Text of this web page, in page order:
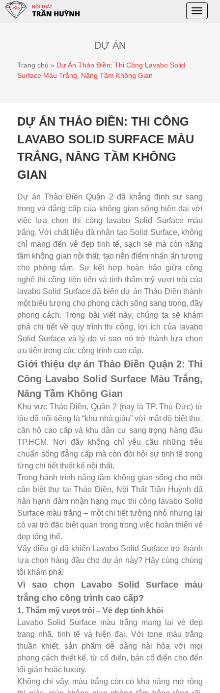
Toggle
DỰ ÁN
Trang chủ » Dự Án Thảo Điền: Thi Công Lavabo Solid
Surface Màu Trắng, Nâng Tầm Không Gian
DỰ ÁN THẢO ĐIỀN: THI CÔNG
LAVABO SOLID SURFACE MÀU
TRẮNG, NÂNG TẦM KHÔNG
GIAN
Dự án Thảo Điền Quận 2 đã khẳng định sự sang
trọng và đẳng cấp của không gian sống hiện đại với
việc lựa chọn thi công lavabo Solid Surface màu
trắng. Với chất liệu đá nhân tạo Solid Surface, không
chỉ mang đến vẻ đẹp tinh tế, sạch sẽ mà còn nâng
tầm không gian nội thất, tạo nên điểm nhấn ấn tượng
cho phòng tắm. Sự kết hợp hoàn hảo giữa công
nghệ thi công tiên tiến và tính thẩm mỹ vượt trội của
lavabo Solid Surface đã biến dự án Thảo Điền thành
một biểu tượng cho phong cách sống sang trọng, đầy
phong cách. Trong bài viết này, chúng ta sẽ khám
phá chi tiết về quy trình thi công, lợi ích của lavabo
Solid Surface và lý do vì sao nó trở thành lựa chọn
ưu tiên trong các công trình cao cấp.
Giới thiệu dự án Thảo Điền Quận 2: Thi
Công Lavabo Solid Surface Màu Trắng,
Nâng Tầm Không Gian
Khu vực Thảo Điền, Quận 2 (nay là TP. Thủ Đức) từ
lâu đã nổi tiếng là “khu nhà giàu” với mật độ biệt thự,
căn hộ cao cấp và khu dân cư sang trọng hàng đầu
TP.HCM. Nơi đây không chỉ yêu cầu những tiêu
chuẩn sống đẳng cấp mà còn đòi hỏi sự tinh tế trong
từng chi tiết thiết kế nội thất.
Trong hành trình nâng tầm không gian sống cho một
căn biệt thự tại Thảo Điền, Nội Thất Trần Huỳnh đã
hân hạnh đảm nhận hạng mục thi công lavabo Solid
Surface màu trắng – một chi tiết tưởng nhỏ nhưng lại
có vai trò đặc biệt quan trọng trong việc hoàn thiện vẻ
đẹp tổng thể.
Vậy điều gì đã khiến Lavabo Solid Surface trở thành
lựa chọn hàng đầu cho dự án này? Hãy cùng chúng
tôi khám phá!
Vì sao chọn Lavabo Solid Surface màu
trắng cho công trình cao cấp?
1. Thẩm mỹ vượt trội – Vẻ đẹp tinh khôi
Lavabo Solid Surface màu trắng mang lại vẻ đẹp
trang nhã, tinh tế và hiện đại. Với tone màu trắng
thuần khiết, sản phẩm dễ dàng hài hòa với mọi
phong cách thiết kế, từ cổ điển, bán cổ điển cho đến
tối giản hoặc luxury.
Không chỉ vậy, màu trắng còn có khả năng mở rộng